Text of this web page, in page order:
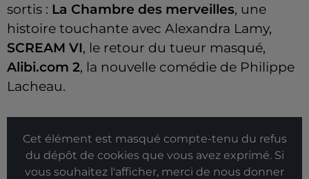
sortis : La Chambre des merveilles, une
histoire touchante avec Alexandra Lamy,
SCREAM VI, le retour du tueur masqué,
Alibi.com 2, la nouvelle comédie de Philippe
Lacheau.
Cet élément est masqué compte-tenu du refus
du dépôt de cookies que vous avez exprimé. Si
vous souhaitez l'afficher, merci de nous donner